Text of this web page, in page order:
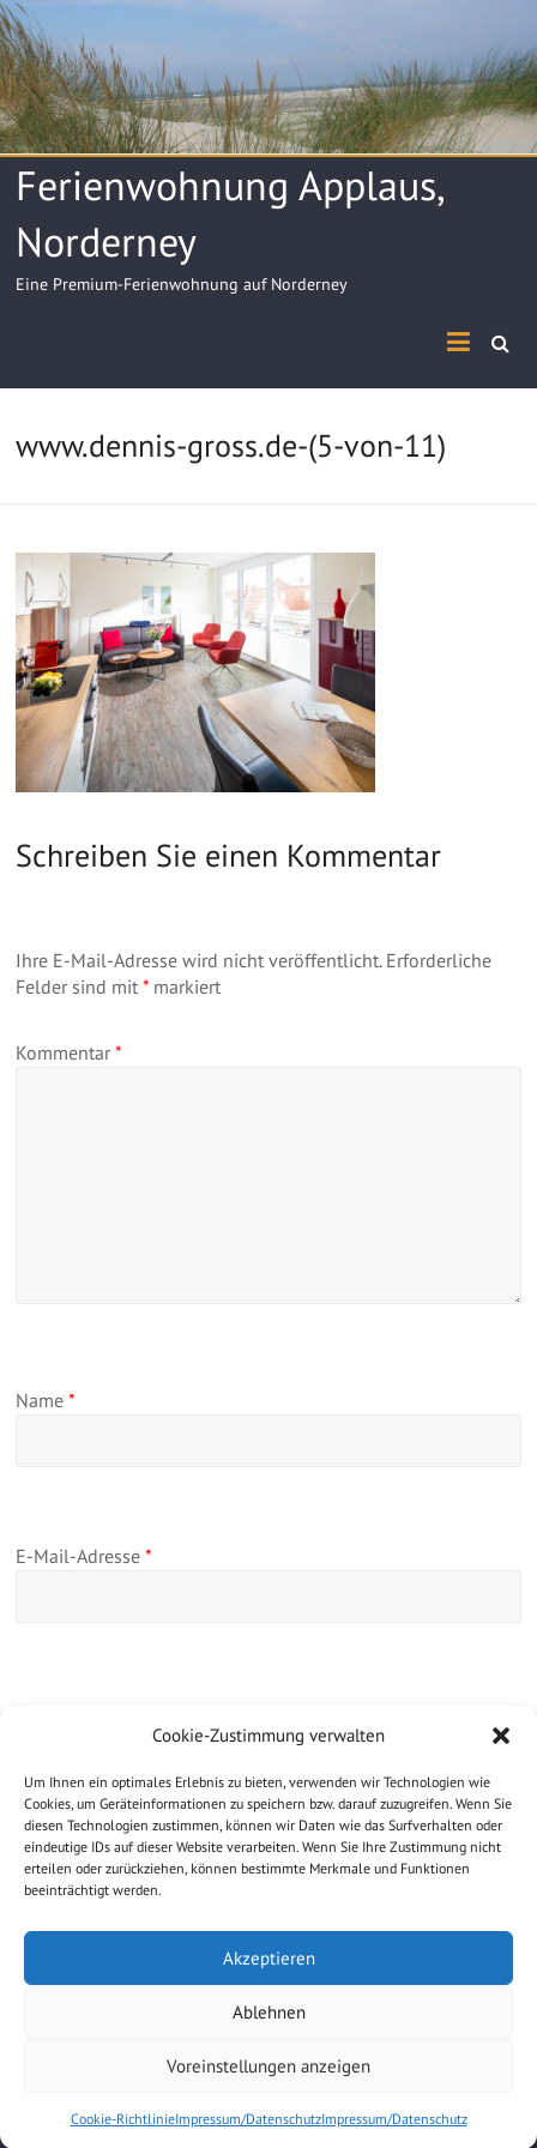
Cookie-Zustimmung verwalten
Um Ihnen ein optimales Erlebnis zu bieten, verwenden wir Technologien wie
Cookies, um Geräteinformationen zu speichern bzw. darauf zuzugreifen. Wenn Sie
diesen Technologien zustimmen, können wir Daten wie das Surfverhalten oder
eindeutige IDs auf dieser Website verarbeiten. Wenn Sie Ihre Zustimmung nicht
erteilen oder zurückziehen, können bestimmte Merkmale und Funktionen
beeinträchtigt werden.
Akzeptieren
Ablehnen
Voreinstellungen anzeigen
Cookie-RichtlinieImpressum/DatenschutzImpressum/Datenschutz
Skip
to
content
Ferienwohnung Applaus,
Norderney
Eine Premium-Ferienwohnung auf Norderney
www.dennis-gross.de-(5-von-11)
Schreiben Sie einen Kommentar
Ihre E-Mail-Adresse wird nicht veröffentlicht. Erforderliche
Felder sind mit* markiert
Kommentar*
Name*
E-Mail-Adresse*
Ferienwohnung Applaus, Norderney
von ThemeGrill Präsentiert von